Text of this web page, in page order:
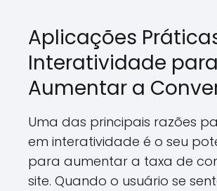
Aplicações
Interatividade para
Aumentar a
Uma das principais razões
em interatividade é o seu
para aumentar a taxa de
site. Quando o usuário se